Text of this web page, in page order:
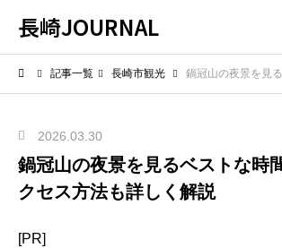
長崎JOURNAL
記事一覧 長崎市観光 鍋冠山の夜景を見るベストな時間
2026.03.30
鍋冠山の夜景を見るベストな時
クセス方法も詳しく解説
[PR]